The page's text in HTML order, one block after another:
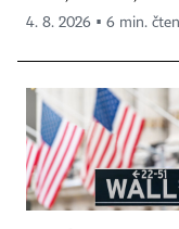
4. 8. 2026 ▪ 6 min.